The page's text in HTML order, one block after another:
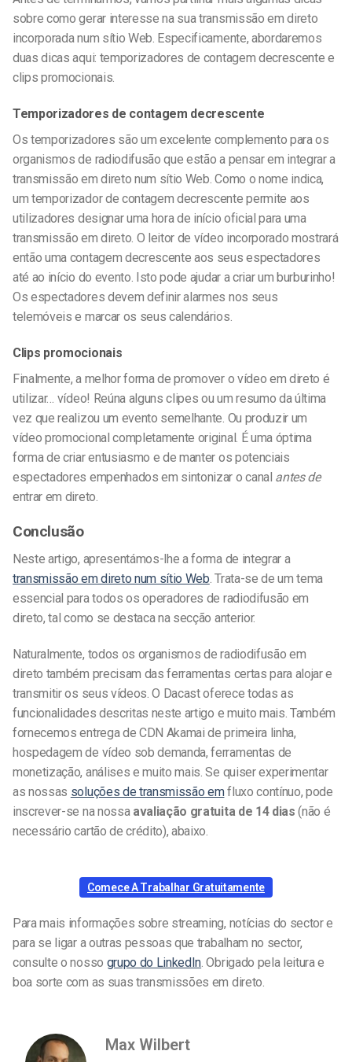
sobre como gerar interesse na sua transmissão em direto
incorporada num sítio Web. Especificamente, abordaremos
duas dicas aqui: temporizadores de contagem decrescente e
clips promocionais.
Temporizadores de contagem decrescente
Os temporizadores são um excelente complemento para os
organismos de radiodifusão que estão a pensar em integrar a
transmissão em direto num sítio Web. Como o nome indica,
um temporizador de contagem decrescente permite aos
utilizadores designar uma hora de início oficial para uma
transmissão em direto. O leitor de vídeo incorporado mostrará
então uma contagem decrescente aos seus espectadores
até ao início do evento. Isto pode ajudar a criar um burburinho!
Os espectadores devem definir alarmes nos seus
telemóveis e marcar os seus calendários.
Clips promocionais
Finalmente, a melhor forma de promover o vídeo em direto é
utilizar… vídeo! Reúna alguns clipes ou um resumo da última
vez que realizou um evento semelhante. Ou produzir um
vídeo promocional completamente original. É uma óptima
forma de criar entusiasmo e de manter os potenciais
espectadores empenhados em sintonizar o canal antes de
entrar em direto.
Conclusão
Neste artigo, apresentámos-lhe a forma de integrar a
transmissão em direto num sítio Web. Trata-se de um tema
essencial para todos os operadores de radiodifusão em
direto, tal como se destaca na secção anterior.
Naturalmente, todos os organismos de radiodifusão em
direto também precisam das ferramentas certas para alojar e
transmitir os seus vídeos. O Dacast oferece todas as
funcionalidades descritas neste artigo e muito mais. Também
fornecemos entrega de CDN Akamai de primeira linha,
hospedagem de vídeo sob demanda, ferramentas de
monetização, análises e muito mais. Se quiser experimentar
as nossas soluções de transmissão emfluxo contínuo, pode
inscrever-se na nossa avaliação gratuita de 14 dias (não é
necessário cartão de crédito), abaixo.
Comece A Trabalhar Gratuitamente
Para mais informações sobre streaming, notícias do sector e
para se ligar a outras pessoas que trabalham no sector,
consulte o nosso grupo do LinkedIn. Obrigado pela leitura e
boa sorte com as suas transmissões em direto.
Max Wilbert